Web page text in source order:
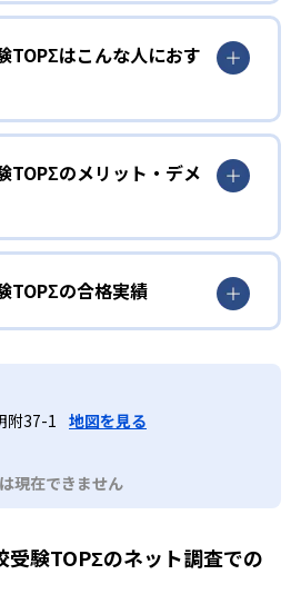
システム
科学の研究を踏まえた学習シス
を効率よく定着させられるタイ
つ。
TOPΣはこんな人におす
の質を高めたい人
応じた学習方法を指導
庭学習のサポートも行う。塾で
導し、家庭学習の量は抑える方
志望校を目指したい場合など
寧に伝える。
TOPΣのメリット・デメ
リットがある？
人1台のタブレット端末を活用す
者による学習状況の把握にも役立
り、家庭学習を行う際にも利用
ら学ぶ力を育てる方針だ。挨拶
ており、勉強の内容だけに絞っ
塾の理念が合わないと感じるか
TOPΣの合格実績
績は下記の通りである。
西大和学園中学校
学校
附37-1 地図を見る
現在できません
受験TOPΣのネット調査での